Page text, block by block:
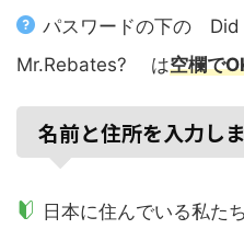
パスワードの下の
Mr.Rebates? は空欄で
名前と住所を入力し
日本に住んでいる私た